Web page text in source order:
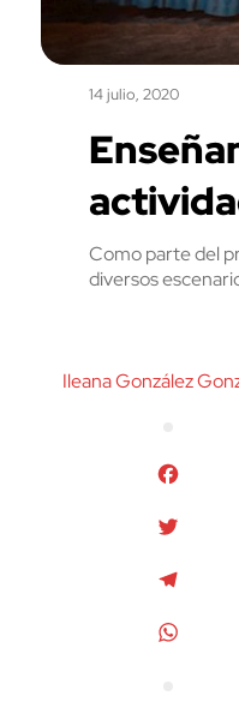
14 julio, 2020
Como parte del
diversos
Ileana González